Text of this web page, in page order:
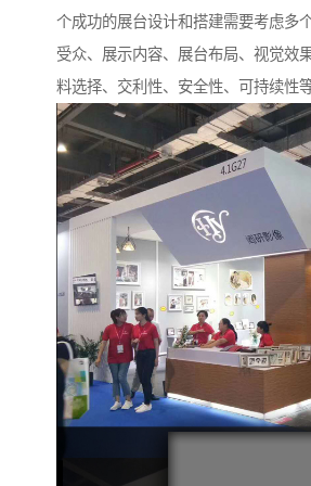
个成功的展台设计和搭建需要考虑多
受众、展示内容、展台布局、视觉效
料选择、交利性、安全性、可持续性等